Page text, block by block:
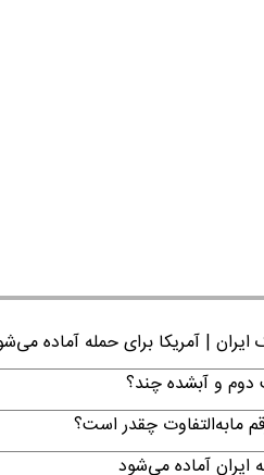
| آمریکا برای حمله آماده
مابه‌التفاوت چقدر است؟